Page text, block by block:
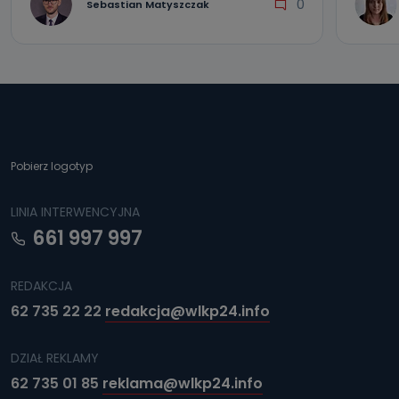
Sebastian Matyszczak 0
Pobierz logotyp
LINIA INTERWENCYJNA
661 997 997
REDAKCJA
62 735 22 22 redakcja@wlkp24.info
DZIAŁ REKLAMY
62 735 01 85 reklama@wlkp24.info